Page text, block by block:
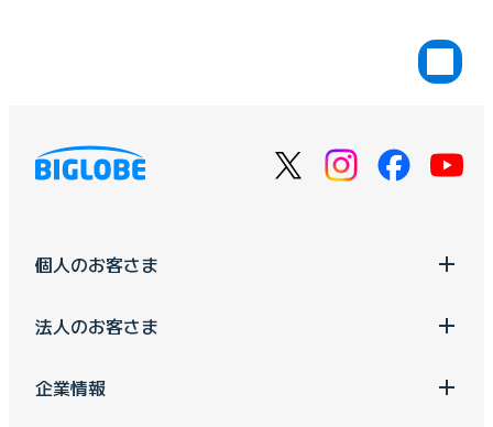
個人のお客さま
法人のお客さま
企業情報